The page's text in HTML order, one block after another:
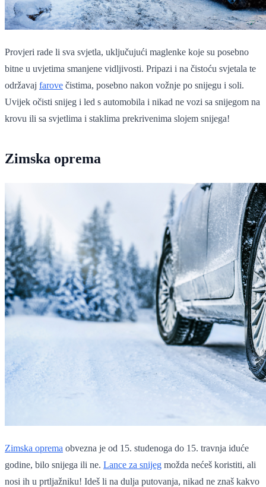
Provjeri rade li sva svjetla, uključujući maglenke koje su posebno
bitne u uvjetima smanjene vidljivosti. Pripazi i na čistoću svjetala te
održavaj farove čistima, posebno nakon vožnje po snijegu i soli.
Uvijek očisti snijeg i led s automobila i nikad ne vozi sa snijegom na
krovu ili sa svjetlima i staklima prekrivenima slojem snijega!
Zimska oprema
Zimska oprema obvezna je od 15. studenoga do 15. travnja iduće
godine, bilo snijega ili ne. Lance za snijeg možda nećeš koristiti, ali
nosi ih u prtljažniku! Ideš li na dulja putovanja, nikad ne znaš kakvo